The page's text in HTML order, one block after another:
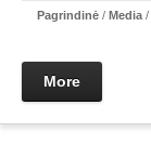
Pagrindinė / Media /
More